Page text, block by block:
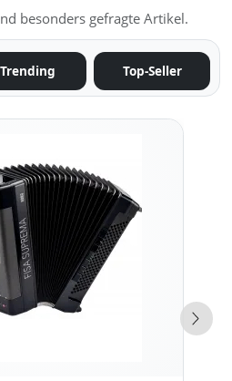
besonders gefragte Artikel.
Trending Top-Seller